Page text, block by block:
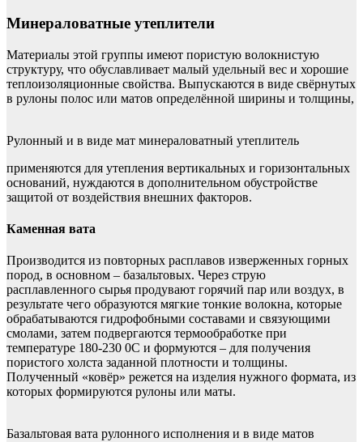
Минераловатные утеплители
Материалы этой группы имеют пористую волокнистую
структуру, что обуславливает малый удельный вес и хорошие
теплоизоляционные свойства. Выпускаются в виде свёрнутых
в рулоны полос или матов определённой ширины и толщины,
Рулонный и в виде мат минераловатный утеплитель
применяются для утепления вертикальных и горизонтальных
оснований, нуждаются в дополнительном обустройстве
защитой от воздействия внешних факторов.
Каменная вата
Производится из повторных расплавов изверженных горных
пород, в основном – базальтовых. Через струю
расплавленного сырья продувают горячий пар или воздух, в
результате чего образуются мягкие тонкие волокна, которые
обрабатываются гидрофобными составами и связующими
смолами, затем подвергаются термообработке при
температуре 180-230 0С и формуются – для получения
пористого холста заданной плотности и толщины.
Полученный «ковёр» режется на изделия нужного формата, из
которых формируются рулоны или маты.
Базальтовая вата рулонного исполнения и в виде матов